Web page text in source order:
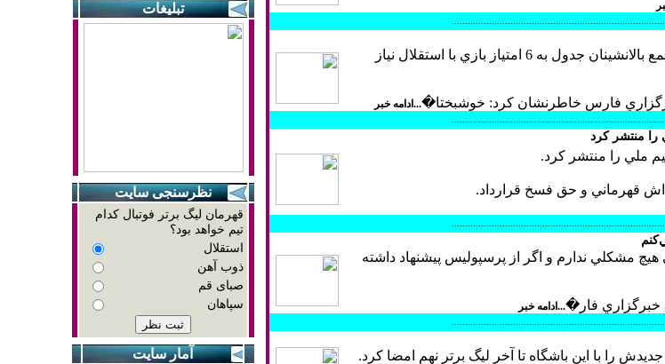
سرمربي پرسپوليس گفت: براي پيوستن به جمع بالانشينان جدول به 6 امتياز بازي با استقلال نياز
فارس خاطرنشان كرد: خوشبختا�...ادامه خبر
را منتشر كرد
ملي را منتشر كرد.
هيچ مشكلي ندارم و اگر از پرسپوليس پيشنهاد داشته
خبرگزاري فار�...ادامه خبر
را با اين باشگاه تا آخر ليگ برتر نهم امضا كرد.
تبلیغات
نظرسنجی سایت
قهرمان لیگ برتر فوتبال کدام
تیم خواهد بود؟
استقلال
ذوب آهن
صبای قم
سپاهان
آمار سايت